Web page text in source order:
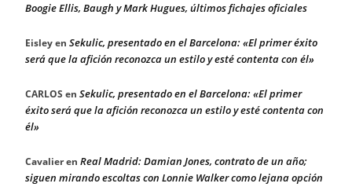
Boogie Ellis, Baugh y Mark Hugues, últimos fichajes oficiales
Eisleyen Sekulic, presentado en el Barcelona: «El primer éxito
será que la afición reconozca un estilo y esté contenta con él»
CARLOS en Sekulic, presentado en el Barcelona: «El primer
éxito será que la afición reconozca un estilo y esté contenta con
él»
Cavalieren Real Madrid: Damian Jones, contrato de un año;
siguen mirando escoltas con Lonnie Walker como lejana opción